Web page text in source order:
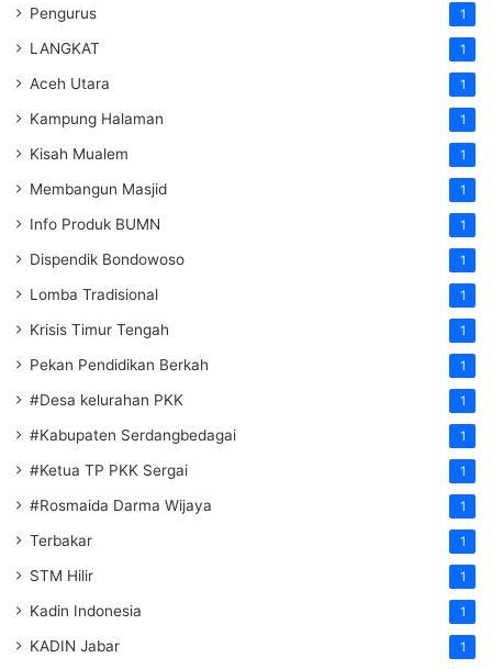
Pengurus 1
LANGKAT 1
Aceh Utara 1
Kampung Halaman 1
Kisah Mualem 1
Membangun Masjid 1
Info Produk BUMN 1
Dispendik Bondowoso 1
Lomba Tradisional 1
Krisis Timur Tengah 1
Pekan Pendidikan Berkah 1
#Desa kelurahan PKK 1
#Kabupaten Serdangbedagai 1
#Ketua TP PKK Sergai 1
#Rosmaida Darma Wijaya 1
Terbakar 1
STM Hilir 1
Kadin Indonesia 1
KADIN Jabar 1